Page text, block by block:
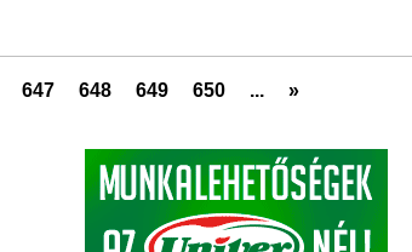
647 648 649 650 ... »